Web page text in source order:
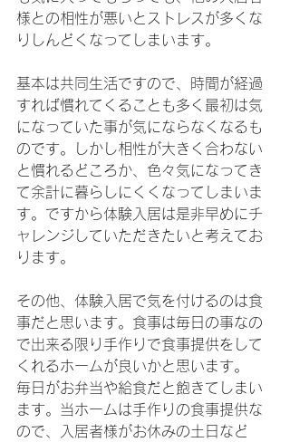
様との相性が悪いとストレスが多くな
りしんどくなってしまいます。
基本は共同生活ですので、時間が経過
すれば慣れてくることも多く最初は気
になっていた事が気にならなくなるも
のです。しかし相性が大きく合わない
と慣れるどころか、色々気になってき
て余計に暮らしにくくなってしまいま
す。ですから体験入居は是非早めにチ
ャレンジしていただきたいと考えてお
ります。
その他、体験入居で気を付けるのは食
事だと思います。食事は毎日の事なの
で出来る限り手作りで食事提供をして
くれるホームが良いかと思います。
毎日がお弁当や給食だと飽きてしまい
ます。当ホームは手作りの食事提供な
ので、入居者様がお休みの土日など